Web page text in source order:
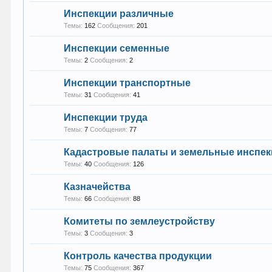
Инспекции различные
Темы: 162 Сообщения: 201
Инспекции семенные
Темы: 2 Сообщения: 2
Инспекции транспортные
Темы: 31 Сообщения: 41
Инспекции труда
Темы: 7 Сообщения: 77
Кадастровые палаты и земельные
Темы: 40 Сообщения: 126
Казначейства
Темы: 66 Сообщения: 88
Комитеты по землеустройству
Темы: 3 Сообщения: 3
Контроль качества продукции
Темы: 75 Сообщения: 367